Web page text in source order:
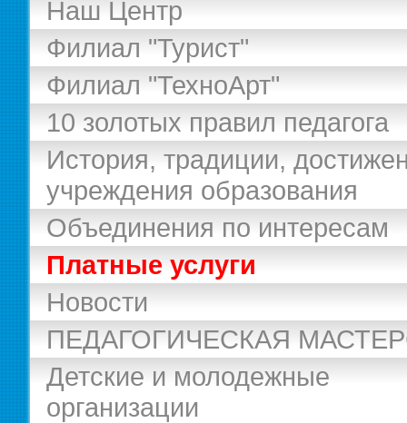
Наш Центр
Филиал "Турист"
Филиал "ТехноАрт"
10 золотых правил педагога
История, традиции,
учреждения образования
Объединения по интересам
Платные услуги
Новости
ПЕДАГОГИЧЕСКАЯ
Детские и молодежные
организации